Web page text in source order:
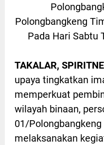
Polongbangkeng
Pada Hari Sabtu
TAKALAR,
upaya tingkatkan
memperkuat
wilayah binaan,
01/
melaksanakan